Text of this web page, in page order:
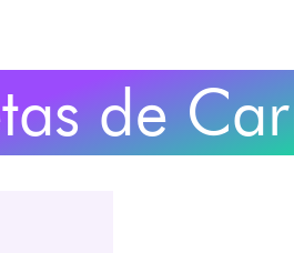
de